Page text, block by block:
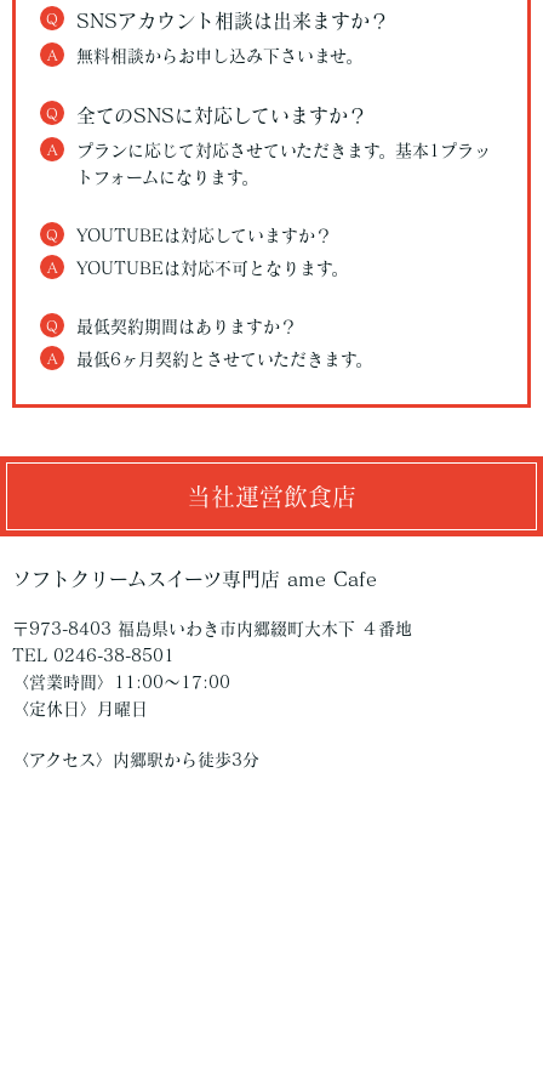
Q SNSアカウント相談は出来ますか？
A 無料相談からお申し込み下さいませ。
Q 全てのSNSに対応していますか？
A
プランに応じて対応させていただきます。基本1プラッ
トフォームになります。
Q YOUTUBEは対応していますか？
A YOUTUBEは対応不可となります。
Q 最低契約期間はありますか？
A 最低6ヶ月契約とさせていただきます。
当社運営飲食店
ソフトクリームスイーツ専門店 ame Cafe
〒973-8403 福島県いわき市内郷綴町大木下 ４番地
TEL 0246-38-8501
〈営業時間〉11:00〜17:00
〈定休日〉月曜日
〈アクセス〉内郷駅から徒歩3分